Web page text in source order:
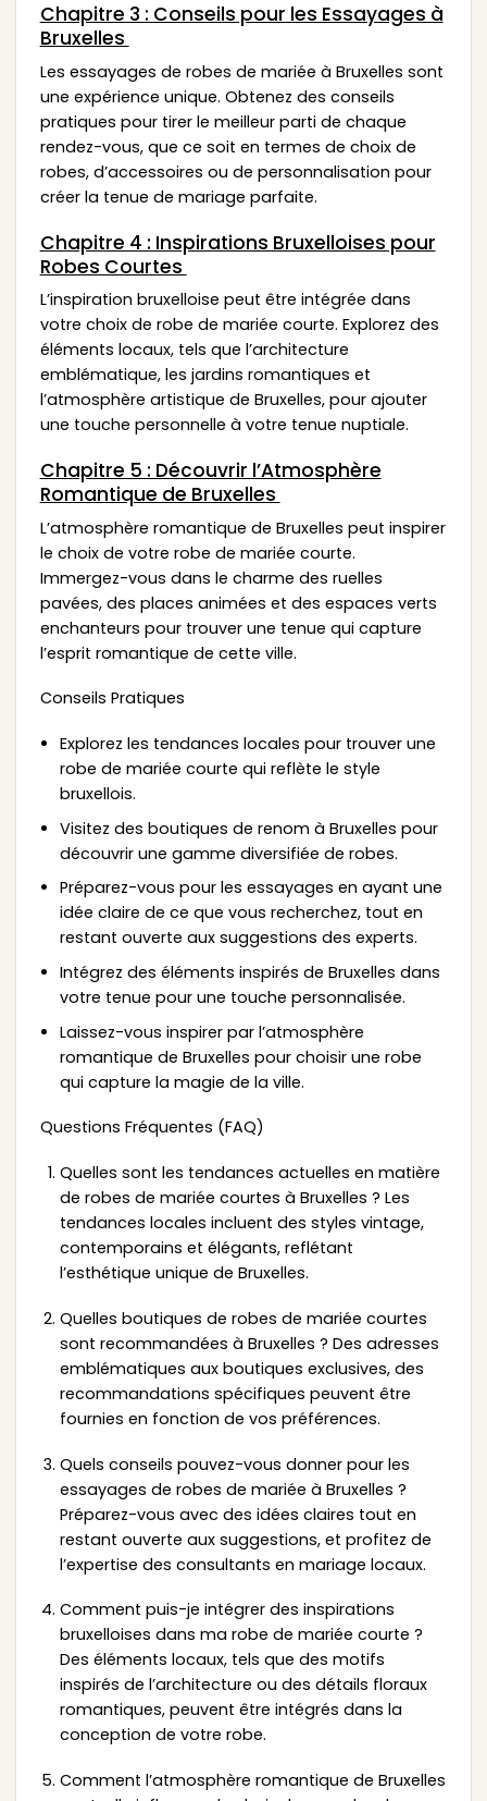
Chapitre 3 : Conseils pour les Essayages à
Bruxelles
Les essayages de robes de mariée à Bruxelles sont
une expérience unique. Obtenez des conseils
pratiques pour tirer le meilleur parti de chaque
rendez-vous, que ce soit en termes de choix de
robes, d’accessoires ou de personnalisation pour
créer la tenue de mariage parfaite.
Chapitre 4 : Inspirations Bruxelloises pour
Robes Courtes
L’inspiration bruxelloise peut être intégrée dans
votre choix de robe de mariée courte. Explorez des
éléments locaux, tels que l’architecture
emblématique, les jardins romantiques et
l’atmosphère artistique de Bruxelles, pour ajouter
une touche personnelle à votre tenue nuptiale.
Chapitre 5 : Découvrir l’Atmosphère
Romantique de Bruxelles
L’atmosphère romantique de Bruxelles peut inspirer
le choix de votre robe de mariée courte.
Immergez-vous dans le charme des ruelles
pavées, des places animées et des espaces verts
enchanteurs pour trouver une tenue qui capture
l’esprit romantique de cette ville.
Conseils Pratiques
Explorez les tendances locales pour trouver une
robe de mariée courte qui reflète le style
bruxellois.
Visitez des boutiques de renom à Bruxelles pour
découvrir une gamme diversifiée de robes.
Préparez-vous pour les essayages en ayant une
idée claire de ce que vous recherchez, tout en
restant ouverte aux suggestions des experts.
Intégrez des éléments inspirés de Bruxelles dans
votre tenue pour une touche personnalisée.
Laissez-vous inspirer par l’atmosphère
romantique de Bruxelles pour choisir une robe
qui capture la magie de la ville.
Questions Fréquentes (FAQ)
Quelles sont les tendances actuelles en matière
de robes de mariée courtes à Bruxelles ? Les
tendances locales incluent des styles vintage,
contemporains et élégants, reflétant
l’esthétique unique de Bruxelles.
Quelles boutiques de robes de mariée courtes
sont recommandées à Bruxelles ? Des adresses
emblématiques aux boutiques exclusives, des
recommandations spécifiques peuvent être
fournies en fonction de vos préférences.
Quels conseils pouvez-vous donner pour les
essayages de robes de mariée à Bruxelles ?
Préparez-vous avec des idées claires tout en
restant ouverte aux suggestions, et profitez de
l’expertise des consultants en mariage locaux.
Comment puis-je intégrer des inspirations
bruxelloises dans ma robe de mariée courte ?
Des éléments locaux, tels que des motifs
inspirés de l’architecture ou des détails floraux
romantiques, peuvent être intégrés dans la
conception de votre robe.
Comment l’atmosphère romantique de Bruxelles